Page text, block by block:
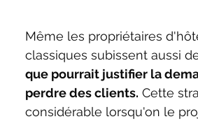
Même les propriétaires
classiques subissent aussi
que pourrait justifier la
perdre des clients. Cette
considérable lorsqu'on le